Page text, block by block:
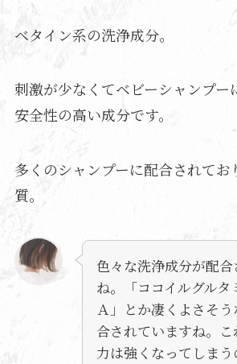
ベタイン系の洗浄成分。
刺激が少なくてベビーシャンプー
安全性の高い成分です。
多くのシャンプーに配合されてお
質。
色々な洗浄成分が配合
ね。「ココイルグルタ
Ａ」とか凄くよさそ
合されていますね。
力は強くなってしまう